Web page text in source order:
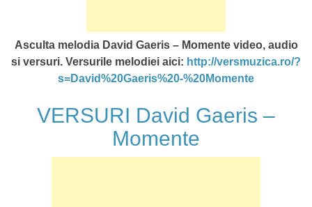
Asculta melodia David Gaeris – Momente video, audio
si versuri. Versurile melodiei aici: http://versmuzica.ro/?
s=David%20Gaeris%20-%20Momente
VERSURI David Gaeris –
Momente